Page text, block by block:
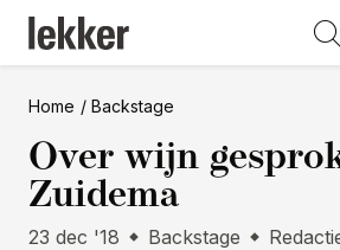
Home Backstage
Over wijn
Zuidema
23 dec '18 Backstage